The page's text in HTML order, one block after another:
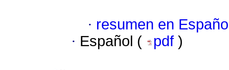
· resumen en
· Español ( pdf )